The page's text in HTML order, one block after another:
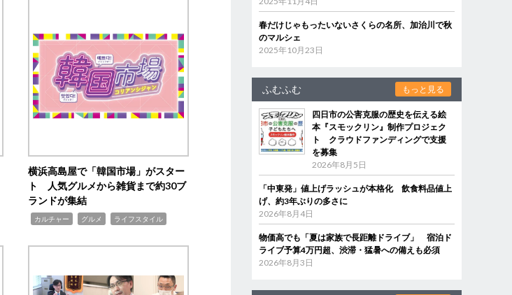
横浜高島屋で「韓国市場」がスター
ト 人気グルメから雑貨まで約30ブ
ランドが集結
カルチャー グルメ ライフスタイル
春だけじゃもったいないさくらの名所、加治川で秋
のマルシェ
2025年10月23日
ふむふむ もっと見る
四日市の公害克服の歴史を伝える絵
本『スモックリン』制作プロジェク
ト クラウドファンディングで支援
を募集
2026年8月5日
「中東発」値上げラッシュが本格化 飲食料品値上
げ、約3年ぶりの多さに
2026年8月4日
物価高でも「夏は家族で長距離ドライブ」 宿泊ド
ライブ予算4万円超、渋滞・猛暑への備えも必須
2026年8月3日